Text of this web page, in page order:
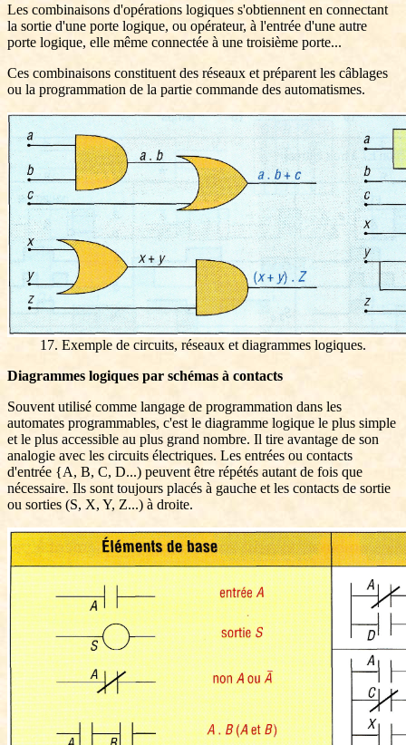
Les combinaisons d'opérations logiques s'obtiennent en connectant
la sortie d'une porte logique, ou opérateur, à l'entrée d'une autre
porte logique, elle même connectée à une troisième porte...
Ces combinaisons constituent des réseaux et préparent les câblages
ou la programmation de la partie commande des automatismes.
17. Exemple de circuits, réseaux et diagrammes logiques.
Diagrammes logiques par schémas à contacts
Souvent utilisé comme langage de programmation dans les
automates programmables, c'est le diagramme logique le plus simple
et le plus accessible au plus grand nombre. Il tire avantage de son
analogie avec les circuits électriques. Les entrées ou contacts
d'entrée {A, B, C, D...) peuvent être répétés autant de fois que
nécessaire. Ils sont toujours placés à gauche et les contacts de sortie
ou sorties (S, X, Y, Z...) à droite.